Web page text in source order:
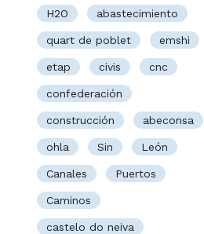
H2O abastecimiento
quart de poblet emshi
etap civis cnc
confederación
construcción abeconsa
ohla Sin León
Canales Puertos
Caminos
castelo do neiva